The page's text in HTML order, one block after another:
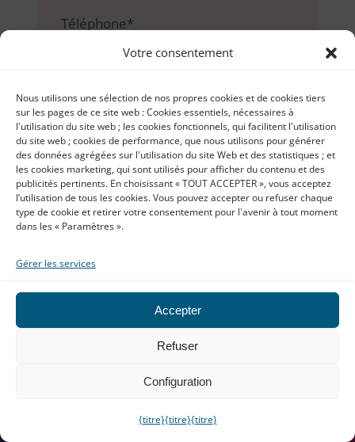
Votre consentement
Nous utilisons une sélection de nos propres cookies et de cookies tiers
sur les pages de ce site web : Cookies essentiels, nécessaires à
l'utilisation du site web ; les cookies fonctionnels, qui facilitent l'utilisation
du site web ; cookies de performance, que nous utilisons pour générer
des données agrégées sur l'utilisation du site Web et des statistiques ; et
les cookies marketing, qui sont utilisés pour afficher du contenu et des
publicités pertinents. En choisissant « TOUT ACCEPTER », vous acceptez
l’utilisation de tous les cookies. Vous pouvez accepter ou refuser chaque
type de cookie et retirer votre consentement pour l'avenir à tout moment
dans les « Paramètres ».
Gérer les services
Accepter
Refuser
Configuration
{titre}{titre}{titre}
J'ai lu et j'accepte laPolitique de
confidentialité
Please
this
field